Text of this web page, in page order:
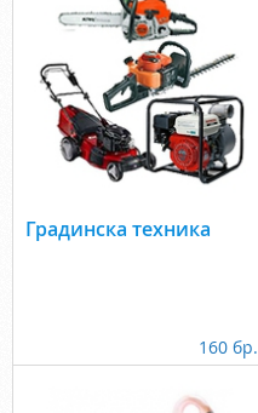
Градинска техника
160 бр.